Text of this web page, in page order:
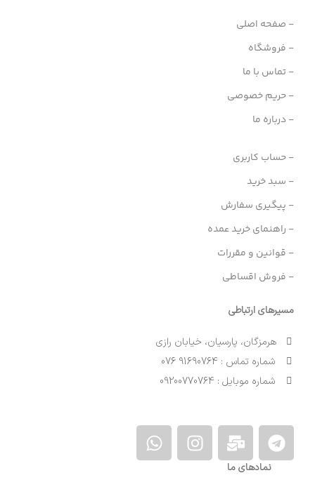
- صفحه اصلی
- فروشگاه
- تماس با ما
- حریم خصوصی
- درباره ما
- حساب کاربری
- سبد خرید
- پیگیری سفارش
- راهنمای خرید عمده
- قوانین و مقررات
- فروش اقساطی
مسیرهای ارتباطی
هرمزگان، پارسیان، خیابان رازی
شماره تماس : 91690764 076
شماره موبایل : 09200770764
نمادهای ما